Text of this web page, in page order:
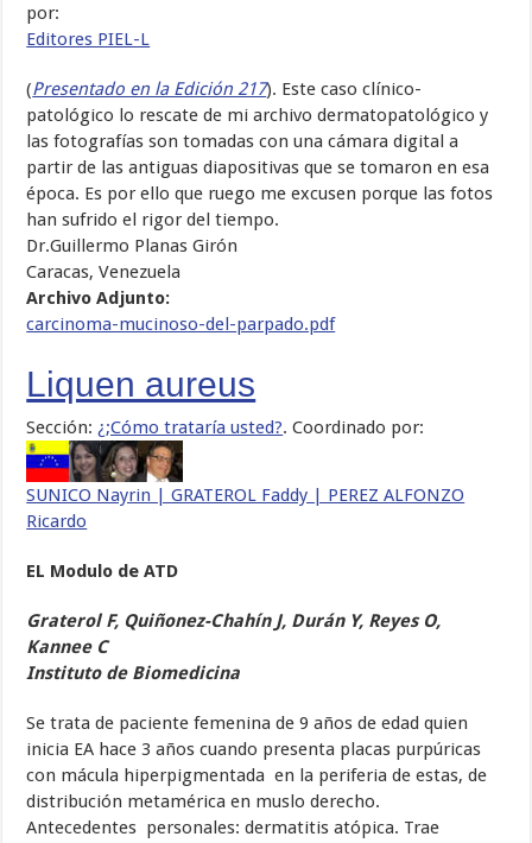
por:
Editores PIEL-L
(Presentado en la Edición 217). Este caso clínico-
patológico lo rescate de mi archivo dermatopatológico y
las fotografías son tomadas con una cámara digital a
partir de las antiguas diapositivas que se tomaron en esa
época. Es por ello que ruego me excusen porque las fotos
han sufrido el rigor del tiempo.
Dr.Guillermo Planas Girón
Caracas, Venezuela
Archivo Adjunto:
carcinoma-mucinoso-del-parpado.pdf
Liquen aureus
Sección:¿;Cómo tratarí­a usted?. Coordinado por:
SUNICO Nayrin | GRATEROL Faddy | PEREZ ALFONZO
Ricardo
EL Modulo de ATD
Graterol F, Quiñonez-Chahín J, Durán Y, Reyes O,
Kannee C
Instituto de Biomedicina
Se trata de paciente femenina de 9 años de edad quien
inicia EA hace 3 años cuando presenta placas purpúricas
con mácula hiperpigmentada en la periferia de estas, de
distribución metamérica en muslo derecho.
Antecedentes personales: dermatitis atópica. Trae